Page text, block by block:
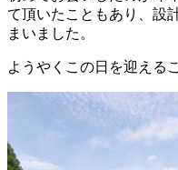
て頂いたこともあり、設
まいました。
ようやくこの日を迎える